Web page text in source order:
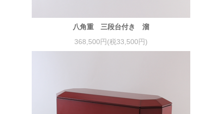
八角重 三段台付き 溜
368,500円(税33,500円)